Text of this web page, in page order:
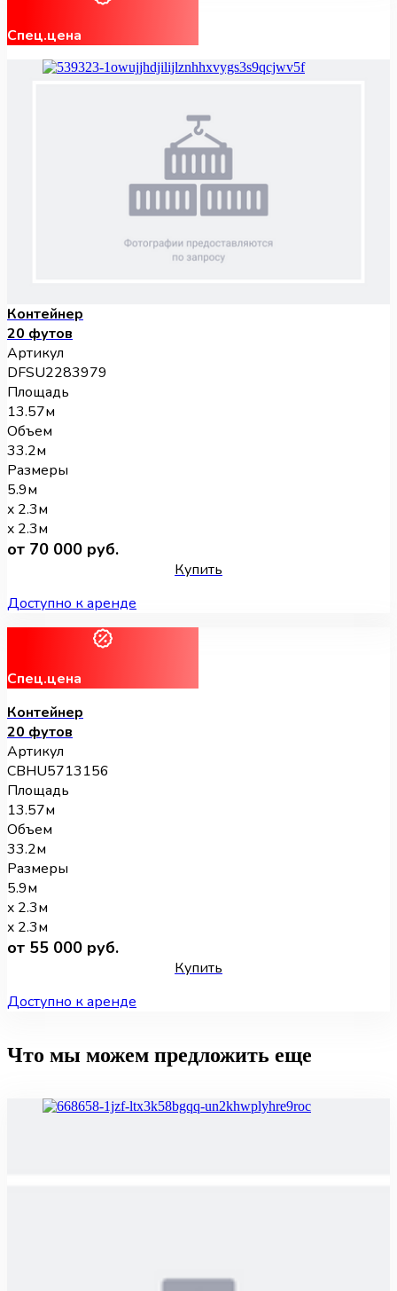
Спец.цена
Контейнер
20 футов
Артикул
DFSU2283979
Площадь
13.57м
Объем
33.2м
Размеры
5.9м
x 2.3м
x 2.3м
от 70 000 руб.
Купить
Доступно к аренде
Спец.цена
Контейнер
20 футов
Артикул
CBHU5713156
Площадь
13.57м
Объем
33.2м
Размеры
5.9м
x 2.3м
x 2.3м
от 55 000 руб.
Купить
Доступно к аренде
Что мы можем предложить еще